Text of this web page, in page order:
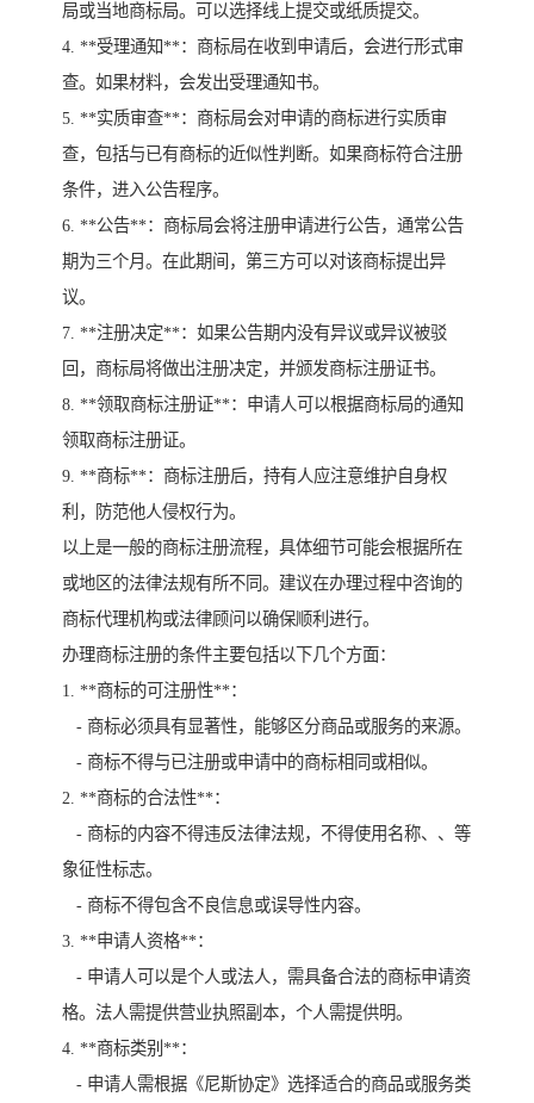
局或当地商标局。可以选择线上提交或纸质提交。
4. **受理通知**：商标局在收到申请后，会进行形式审
查。如果材料，会发出受理通知书。
5. **实质审查**：商标局会对申请的商标进行实质审
查，包括与已有商标的近似性判断。如果商标符合注册
条件，进入公告程序。
6. **公告**：商标局会将注册申请进行公告，通常公告
期为三个月。在此期间，第三方可以对该商标提出异
议。
7. **注册决定**：如果公告期内没有异议或异议被驳
回，商标局将做出注册决定，并颁发商标注册证书。
8. **领取商标注册证**：申请人可以根据商标局的通知
领取商标注册证。
9. **商标**：商标注册后，持有人应注意维护自身权
利，防范他人侵权行为。
以上是一般的商标注册流程，具体细节可能会根据所在
或地区的法律法规有所不同。建议在办理过程中咨询的
商标代理机构或法律顾问以确保顺利进行。
办理商标注册的条件主要包括以下几个方面：
1. **商标的可注册性**：
- 商标必须具有显著性，能够区分商品或服务的来源。
- 商标不得与已注册或申请中的商标相同或相似。
2. **商标的合法性**：
- 商标的内容不得违反法律法规，不得使用名称、、等
象征性标志。
- 商标不得包含不良信息或误导性内容。
3. **申请人资格**：
- 申请人可以是个人或法人，需具备合法的商标申请资
格。法人需提供营业执照副本，个人需提供明。
4. **商标类别**：
- 申请人需根据《尼斯协定》选择适合的商品或服务类